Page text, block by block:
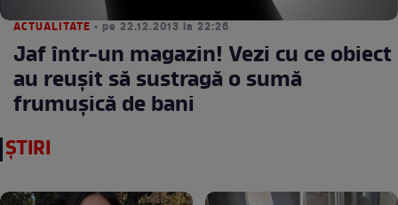
ACTUALITATE • pe 22.12.2013 la 22:26
Jaf într-un magazin! Vezi cu ce obiect
au reuşit să sustragă o sumă
frumuşică de bani
ȘTIRI